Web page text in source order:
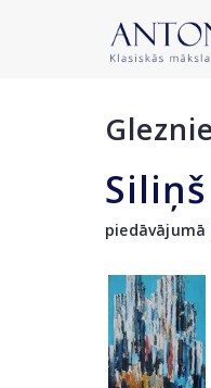
piedāvājumā